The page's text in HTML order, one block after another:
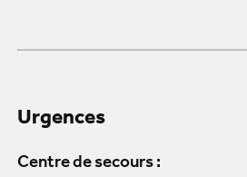
Urgences
Centre de secours :